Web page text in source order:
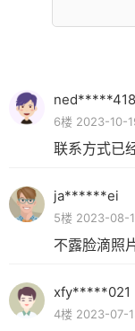
ned*****418
6楼 2023-10-
联系方式已
ja******ei
5楼 2023-08-
不露脸滴照
xfy*****021
4楼 2023-07-